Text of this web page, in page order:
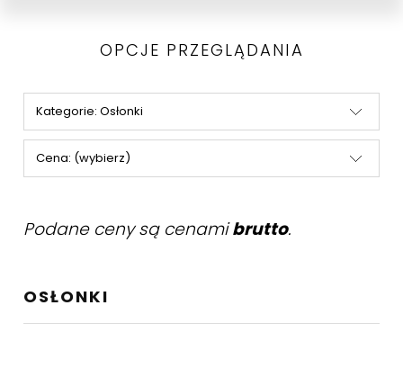
OPCJE PRZEGLĄDANIA
Kategorie: Osłonki
Cena: (wybierz)
Podane ceny są cenamibrutto.
OSŁONKI